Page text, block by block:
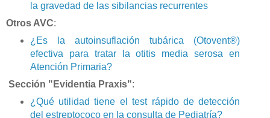
la gravedad de las sibilancias recurrentes
Otros AVC:
¿Es la autoinsuflación tubárica (Otovent®)
efectiva para tratar la otitis media serosa en
Atención Primaria?
Sección "Evidentia Praxis":
¿Qué utilidad tiene el test rápido de detección
del estreptococo en la consulta de Pediatría?